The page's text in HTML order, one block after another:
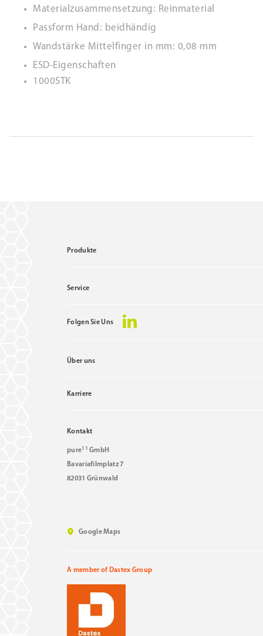
Materialzusammensetzung: Reinmaterial
Passform Hand: beidhändig
Wandstärke Mittelfinger in mm: 0,08 mm
ESD-Eigenschaften
1000STK
Produkte
Service
Folgen Sie Uns
Über uns
Karriere
Kontakt
pure11 GmbH
Bavariafilmplatz 7
82031 Grünwald
Google Maps
A member of Dastex Group